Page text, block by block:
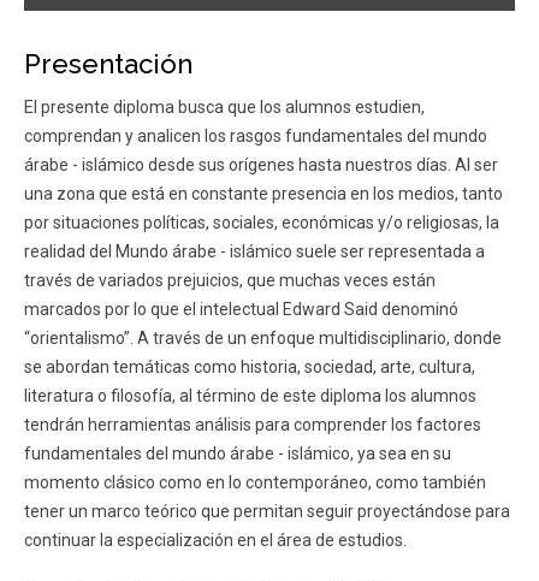
Presentación
El presente diploma busca que los alumnos estudien,
comprendan y analicen los rasgos fundamentales del mundo
árabe - islámico desde sus orígenes hasta nuestros días. Al ser
una zona que está en constante presencia en los medios, tanto
por situaciones políticas, sociales, económicas y/o religiosas, la
realidad del Mundo árabe - islámico suele ser representada a
través de variados prejuicios, que muchas veces están
marcados por lo que el intelectual Edward Said denominó
“orientalismo”. A través de un enfoque multidisciplinario, donde
se abordan temáticas como historia, sociedad, arte, cultura,
literatura o filosofía, al término de este diploma los alumnos
tendrán herramientas análisis para comprender los factores
fundamentales del mundo árabe - islámico, ya sea en su
momento clásico como en lo contemporáneo, como también
tener un marco teórico que permitan seguir proyectándose para
continuar la especialización en el área de estudios.